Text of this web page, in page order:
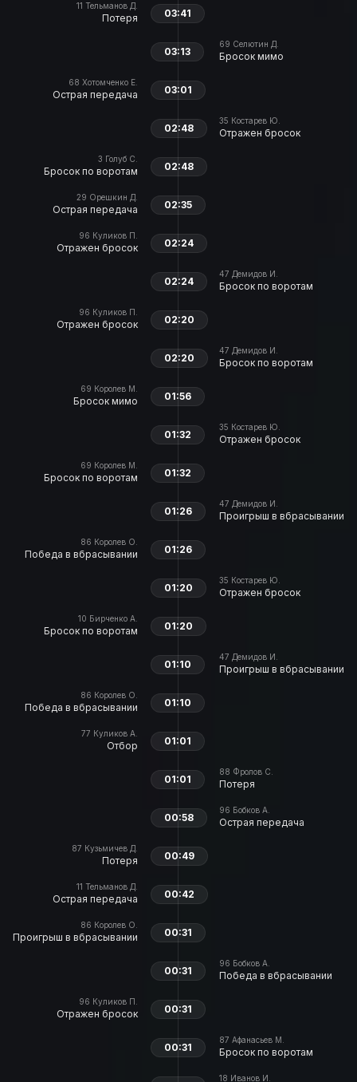
11 Тельманов Д.
Потеря 03:41
69 Селютин Д.
Бросок мимо
03:13
68 Хотомченко Е.
Острая передача 03:01
35 Костарев Ю.
Отражен бросок
02:48
3 Голуб С.
Бросок по воротам 02:48
29 Орешкин Д.
Острая передача 02:35
96 Куликов П.
Отражен бросок 02:24
47 Демидов И.
Бросок по воротам
02:24
96 Куликов П.
Отражен бросок 02:20
47 Демидов И.
Бросок по воротам
02:20
69 Королев М.
Бросок мимо 01:56
35 Костарев Ю.
Отражен бросок
01:32
69 Королев М.
Бросок по воротам 01:32
47 Демидов И.
Проигрыш в вбрасывании
01:26
86 Королев О.
Победа в вбрасывании 01:26
35 Костарев Ю.
Отражен бросок
01:20
10 Бирченко А.
Бросок по воротам 01:20
47 Демидов И.
Проигрыш в вбрасывании
01:10
86 Королев О.
Победа в вбрасывании 01:10
77 Куликов А.
Отбор 01:01
88 Фролов С.
Потеря
01:01
96 Бобков А.
Острая передача
00:58
87 Кузьмичев Д.
Потеря 00:49
11 Тельманов Д.
Острая передача 00:42
86 Королев О.
Проигрыш в вбрасывании 00:31
96 Бобков А.
Победа в вбрасывании
00:31
96 Куликов П.
Отражен бросок 00:31
87 Афанасьев М.
Бросок по воротам
00:31
18 Иванов И.